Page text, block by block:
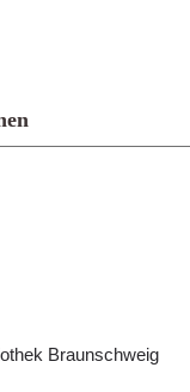
Braunschweig